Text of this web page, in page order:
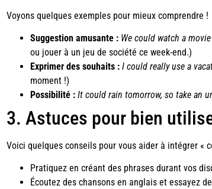
Voyons quelques exemples pour mieux comprendre !
Suggestion amusante : We could watch a
ou jouer à un jeu de société ce week-end.)
Exprimer des souhaits : I could really use a
moment !)
Possibilité : It could rain tomorrow, so take an
3. Astuces pour bien
Voici quelques conseils pour vous aider à intégrer «
Pratiquez en créant des phrases durant vos
Écoutez des chansons en anglais et essayez